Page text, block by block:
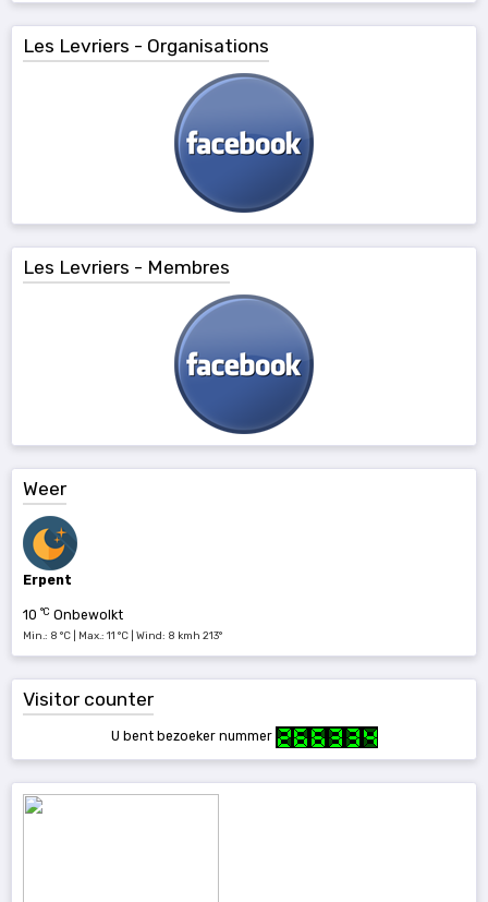
Les Levriers - Organisations
Les Levriers - Membres
Weer
Erpent
10 °C Onbewolkt
Min.: 8 °C | Max.: 11 °C | Wind: 8 kmh 213°
Visitor counter
U bent bezoeker nummer